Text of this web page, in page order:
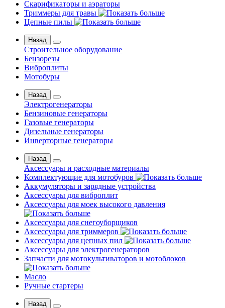
Скарификаторы и аэраторы
Триммеры для травы
Цепные пилы
Назад
Строительное оборудование
Бензорезы
Виброплиты
Мотобуры
Назад
Электрогенераторы
Бензиновые генераторы
Газовые генераторы
Дизельные генераторы
Инверторные генераторы
Назад
Аксессуары и расходные материалы
Комплектующие для мотобуров
Аккумуляторы и зарядные устройства
Аксессуары для виброплит
Аксессуары для моек высокого давления
Аксессуары для снегоуборщиков
Аксессуары для триммеров
Аксессуары для цепных пил
Аксессуары для электрогенераторов
Запчасти для мотокультиваторов и мотоблоков
Масло
Ручные стартеры
Назад